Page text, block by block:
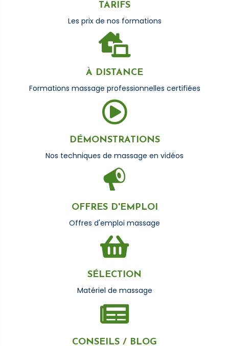
TARIFS
Les prix de nos formations
À DISTANCE
Formations massage professionnelles certifiées
DÉMONSTRATIONS
Nos techniques de massage en vidéos
OFFRES D'EMPLOI
Offres d'emploi massage
SÉLECTION
Matériel de massage
CONSEILS / BLOG